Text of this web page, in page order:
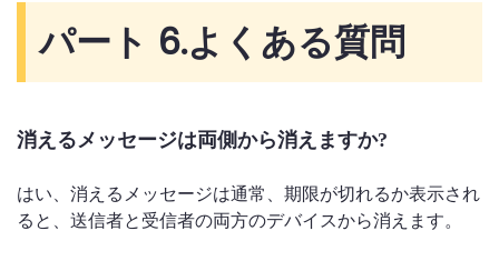
パート 6.よくある質問
消えるメッセージは両側から消えますか?
はい、消えるメッセージは通常、期限が切れるか表示され
ると、送信者と受信者の両方のデバイスから消えます。